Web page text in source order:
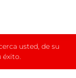
usted, de su
éxito.